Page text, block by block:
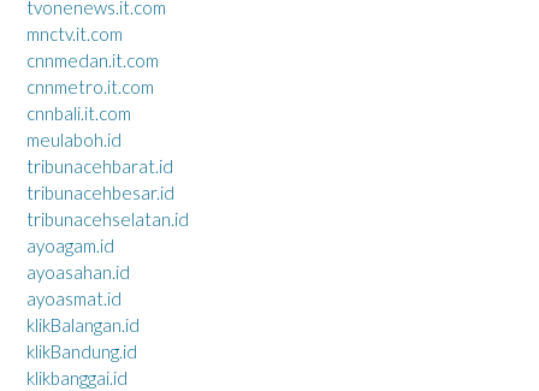
tvonenews.it.com
mnctv.it.com
cnnmedan.it.com
cnnmetro.it.com
cnnbali.it.com
meulaboh.id
tribunacehbarat.id
tribunacehbesar.id
tribunacehselatan.id
ayoagam.id
ayoasahan.id
ayoasmat.id
klikBalangan.id
klikBandung.id
klikbanggai.id